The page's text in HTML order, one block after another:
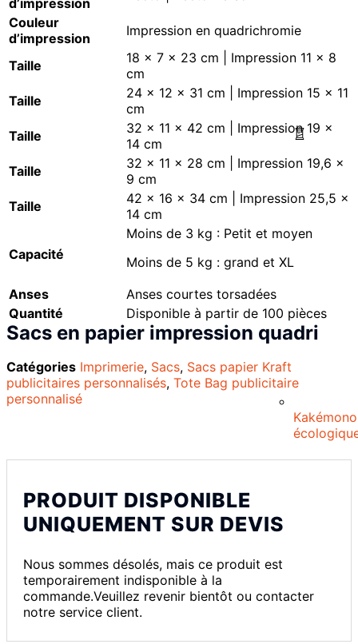
Kakémono
d’impression
Couleur
d’impression
Impression en quadrichromie
Taille
18 x 7 x 23 cm | Impression 11 x 8
cm
Taille
24 x 12 x 31 cm | Impression 15 x 11
cm
Taille
32 x 11 x 42 cm | Impression 19 x
14 cm
Taille
32 x 11 x 28 cm | Impression 19,6 x
9 cm
Taille
42 x 16 x 34 cm | Impression 25,5 x
14 cm
Capacité
Moins de 3 kg : Petit et moyen
Moins de 5 kg : grand et XL
Anses
Anses courtes torsadées
Quantité
Disponible à partir de 100 pièces
Sacs en papier impression quadri
Catégories Imprimerie, Sacs, Sacs papier Kraft
publicitaires personnalisés, Tote Bag publicitaire
personnalisé
PRODUIT DISPONIBLE
UNIQUEMENT SUR DEVIS
Nous sommes désolés, mais ce produit est
temporairement indisponible à la
commande.Veuillez revenir bientôt ou contacter
notre service client.